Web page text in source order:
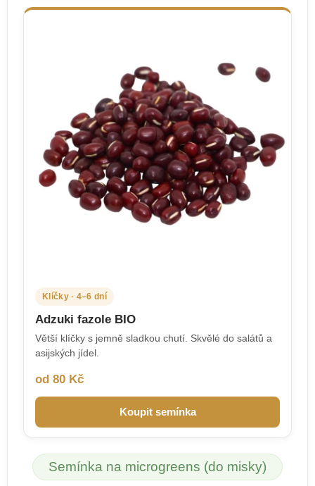
Klíčky · 4–6 dní
Adzuki fazole BIO
Větší klíčky s jemně sladkou chutí. Skvělé do salátů a
asijských jídel.
od 80 Kč
Koupit semínka
Semínka na microgreens (do misky)